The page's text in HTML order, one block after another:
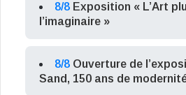
8/8 Exposition « L’Art
l’imaginaire »
8/8 Ouverture de
Sand, 150 ans de